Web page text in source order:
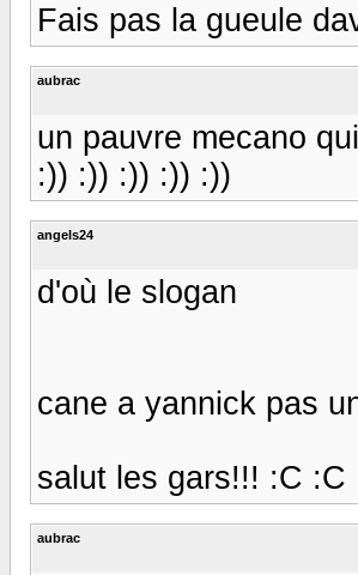
Fais pas la gueule
aubrac
un pauvre mecano
:)) :)) :)) :)) :))
angels24
d'où le slogan
cane a yannick pas
salut les gars!!! :C :C
aubrac